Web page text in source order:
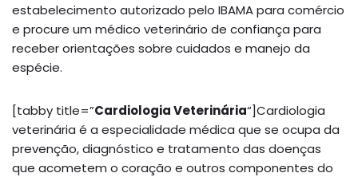
estabelecimento autorizado pelo IBAMA para comércio
e procure um médico veterinário de confiança para
receber orientações sobre cuidados e manejo da
espécie.
[tabby title=”Cardiologia Veterinária“]Cardiologia
veterinária é a especialidade médica que se ocupa da
prevenção, diagnóstico e tratamento das doenças
que acometem o coração e outros componentes do